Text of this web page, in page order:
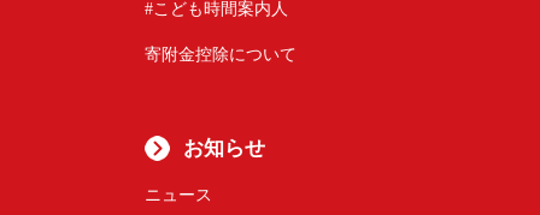
#こども時間案内人
寄附金控除について
お知らせ
ニュース